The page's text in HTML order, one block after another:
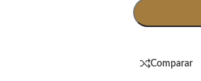
Comparar